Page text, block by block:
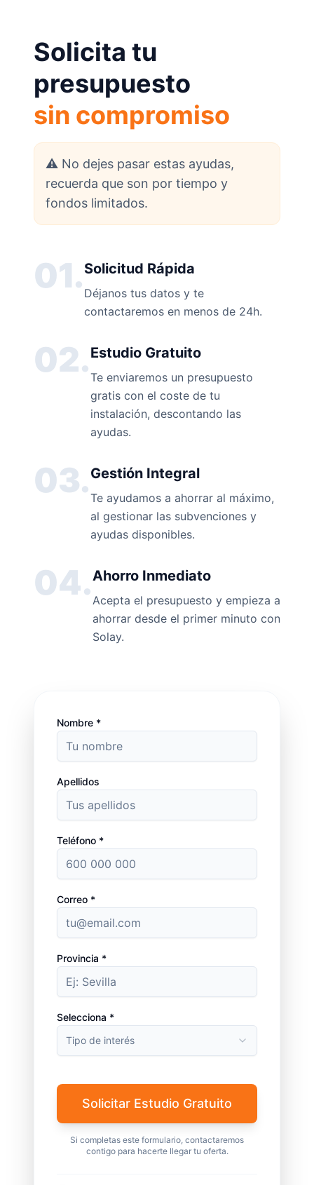
Solicita tu
presupuesto
sin compromiso
⚠️ No dejes pasar estas ayudas,
recuerda que son por tiempo y
fondos limitados.
01.Solicitud Rápida
Déjanos tus datos y te
contactaremos en menos de 24h.
02.Estudio Gratuito
Te enviaremos un presupuesto
gratis con el coste de tu
instalación, descontando las
ayudas.
03.Gestión Integral
Te ayudamos a ahorrar al máximo,
al gestionar las subvenciones y
ayudas disponibles.
04.Ahorro Inmediato
Acepta el presupuesto y empieza a
ahorrar desde el primer minuto con
Solay.
Nombre *
Apellidos
Teléfono *
Correo *
Provincia *
Selecciona *
Tipo de interés
Solicitar Estudio Gratuito
Si completas este formulario, contactaremos
contigo para hacerte llegar tu oferta.